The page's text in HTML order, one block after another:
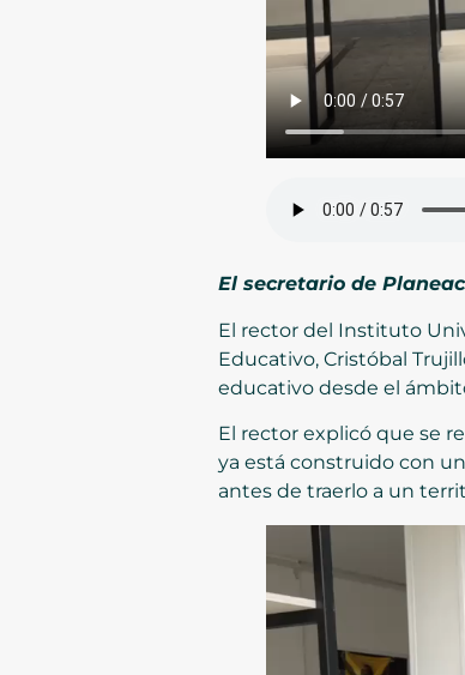
El secretario de
El rector del Instituto
Educativo, Cristóbal
educativo desde el
El rector explicó que se
ya está construido con
antes de traerlo a un